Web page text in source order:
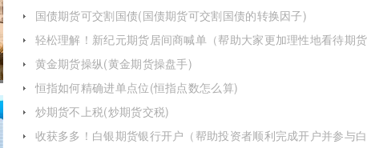
国债期货可交割国债(国债期货可交割国债的转换因子)
轻松理解！新纪元期货居间商喊单（帮助大家更加理性地看待期货
投资）
黄金期货操纵(黄金期货操盘手)
恒指如何精确进单点位(恒指点数怎么算)
炒期货不上税(炒期货交税)
收获多多！白银期货银行开户（帮助投资者顺利完成开户并参与白